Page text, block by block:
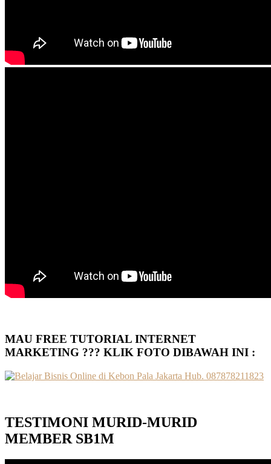
MAU FREE TUTORIAL INTERNET
MARKETING ??? KLIK FOTO DIBAWAH INI :
TESTIMONI MURID-MURID
MEMBER SB1M